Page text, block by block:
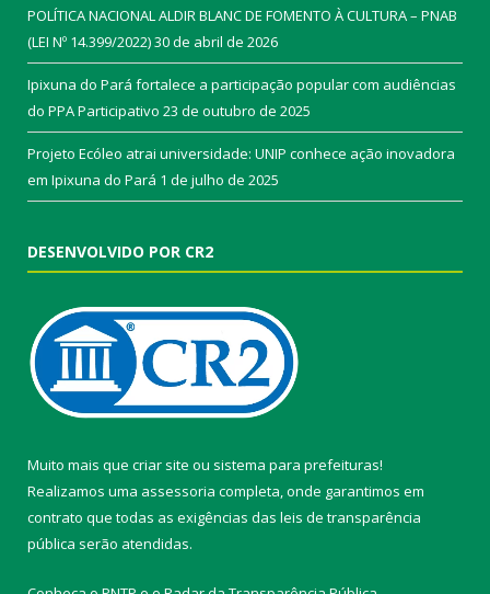
POLÍTICA NACIONAL ALDIR BLANC DE FOMENTO À CULTURA – PNAB
(LEI Nº 14.399/2022)30 de abril de 2026
Ipixuna do Pará fortalece a participação popular com audiências
do PPA Participativo 23 de outubro de 2025
Projeto Ecóleo atrai universidade: UNIP conhece ação inovadora
em Ipixuna do Pará 1 de julho de 2025
DESENVOLVIDO POR CR2
Muito mais que criar site ou sistema para prefeituras!
Realizamos uma assessoria completa, onde garantimos em
contrato que todas as exigências das leis de transparência
pública serão atendidas.